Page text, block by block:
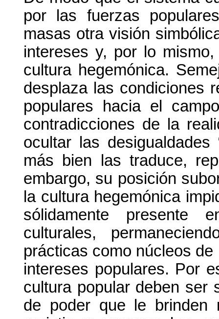
por las fuerzas
masas otra visión
intereses y, por lo
cultura hegemónica.
desplaza las condiciones
populares hacia el
contradicciones de la
ocultar las desigualdades
más bien las traduce,
embargo, su posición
la cultura hegemónica
sólidamente presente
culturales,
prácticas como núcleos
intereses populares. Por
cultura popular deben ser
de poder que le brinden